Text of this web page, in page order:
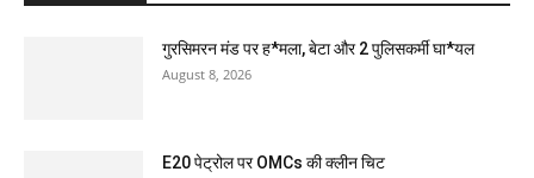
गुरसिमरन मंड पर ह*मला, बेटा और 2 पुलिसकर्मी घा*यल
August 8, 2026
E20 पेट्रोल पर OMCs की क्लीन चिट